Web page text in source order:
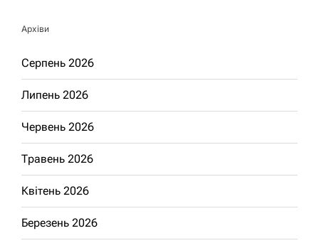
Архіви
Серпень 2026
Липень 2026
Червень 2026
Травень 2026
Квітень 2026
Березень 2026